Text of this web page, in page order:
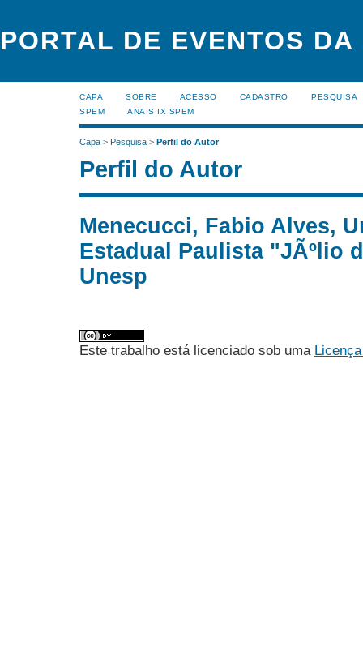
PORTAL DE EVENTOS DA
CAPA SOBRE ACESSO CADASTRO
PESQUISA
SPEM
ANAIS IX SPEM
Capa > Pesquisa > Perfil do Autor
Perfil do Autor
Menecucci, Fabio Alves,
Estadual Paulista "JÃºlio
Unesp
Este trabalho está licenciado sob uma